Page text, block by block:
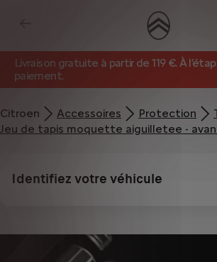
Livraison gratuite à partir de 119 €. À
paiement.
Citroen Accessoires Protection
Jeu de tapis moquette aiguilletee -
Identifiez votre véhicule